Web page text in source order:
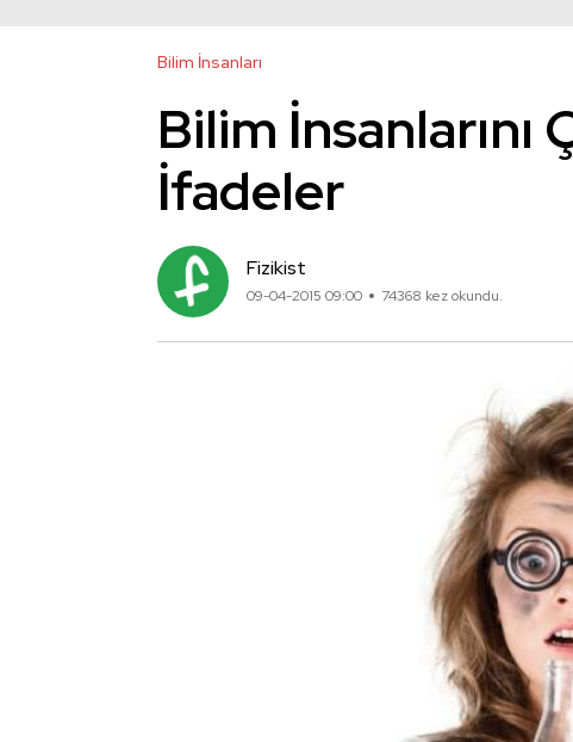
Bilim İnsanları
Bilim İnsanlarını
İfadeler
Fizikist
09-04-2015 09:00 74368 kez okundu.